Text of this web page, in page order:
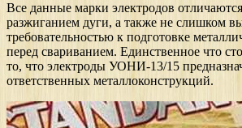
Все данные марки электродов
разжиганием дуги, а также не слишком
требовательностью к подготовке
перед свариванием. Единственное что
то, что электроды УОНИ-13/15
ответственных металлоконструкций.